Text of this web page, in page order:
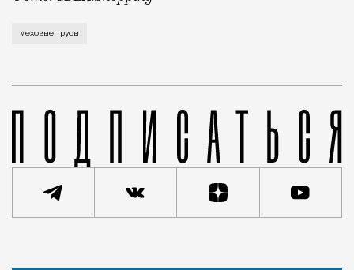
В эти выходные синоптики обещают нам морозы до
меховые трусы
Статья
Кирилл Романов